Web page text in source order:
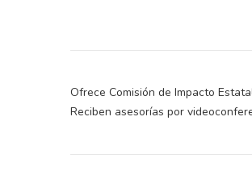
Ofrece Comisión de Impacto
Reciben asesorías por